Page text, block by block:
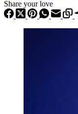
Share your love